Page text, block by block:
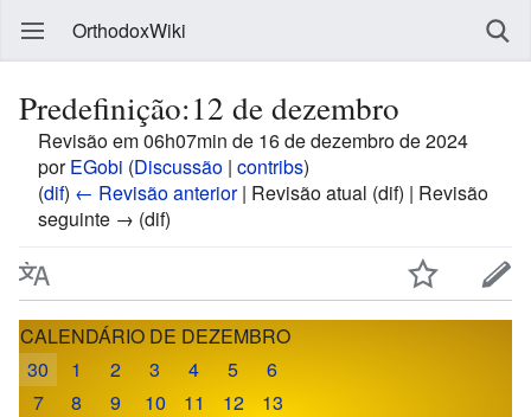
OrthodoxWiki
Predefinição:12 de dezembro
Revisão em 06h07min de 16 de dezembro de 2024
porEGobi (Discussão | contribs)
(dif) ← Revisão anterior| Revisão atual (dif) | Revisão
seguinte → (dif)
CALENDÁRIO DE DEZEMBRO
30
1 2 3 4 5
6
7
8 9 10 11 12
13